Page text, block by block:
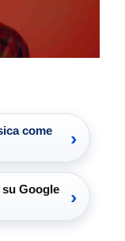
come
›
Google
›